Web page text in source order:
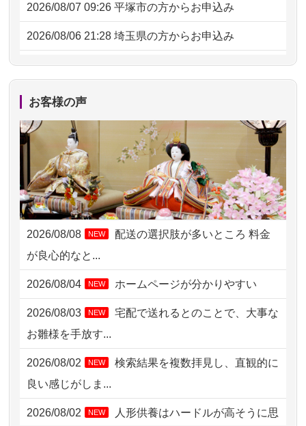
2026/08/07 09:26 平塚市の方からお申込み
2026/08/06 21:28 埼玉県の方からお申込み
2026/08/06 17:56 藤沢市の方からお申込み
2026/08/06 10:06
2026/08/06 09:17 三重県の方からお申込み
2026/08/06 06:48 横浜市の方からお申込み
2026/08/05 15:07 東京都の方からお申込み
2026/08/05 11:33 神奈川の方からお申込み
2026/08/04 17:34 西亀有の方からお申込み
2026/08/03 21:17 愛知県の方からお申込み
2026/08/02 18:47
2026/08/02 11:15 千葉県の方からお申込み
お客様の声
2026/08/08 NEW
配送の選択肢が多いところ 料金
が良心的なと...
2026/08/04 NEW ホームページが分かりやすい
2026/08/03 NEW
宅配で送れるとのことで、大事な
お雛様を手放す...
2026/08/02 NEW
検索結果を複数拝見し、直観的に
良い感じがしま...
2026/08/02 NEW
人形供養はハードルが高そうに思